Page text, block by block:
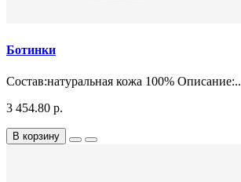
Ботинки
Состав:натуральная кожа 100% Описание:..
3 454.80 р.
В корзину